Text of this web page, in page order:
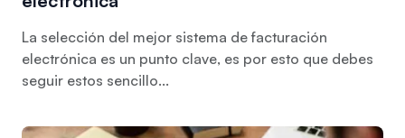
La selección del mejor sistema de facturación
electrónica es un punto clave, es por esto que debes
seguir estos sencillo...